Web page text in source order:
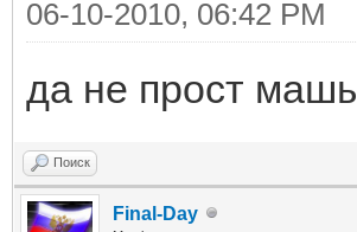
06-10-2010, 06:42 PM
да не прост
Поиск
Final-Day